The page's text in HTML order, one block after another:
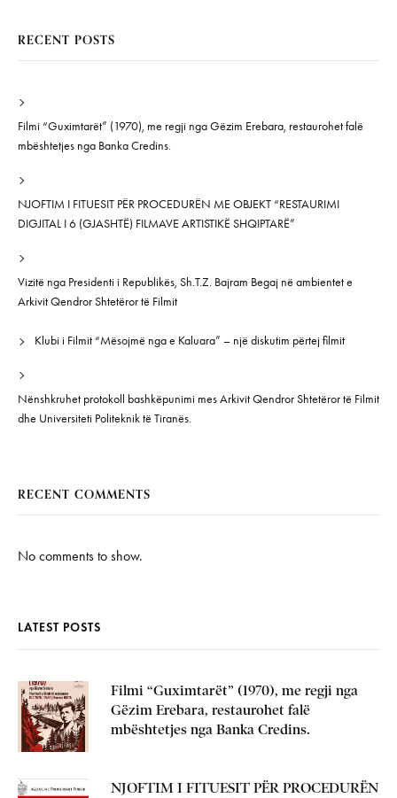
RECENT POSTS
Filmi “Guximtarët” (1970), me regji nga Gëzim Erebara, restaurohet falë
mbështetjes nga Banka Credins.
NJOFTIM I FITUESIT PËR PROCEDURËN ME OBJEKT “RESTAURIMI
DIGJITAL I 6 (GJASHTË) FILMAVE ARTISTIKË SHQIPTARË”
Vizitë nga Presidenti i Republikës, Sh.T.Z. Bajram Begaj në ambientet e
Arkivit Qendror Shtetëror të Filmit
Klubi i Filmit “Mësojmë nga e Kaluara” – një diskutim përtej filmit
Nënshkruhet protokoll bashkëpunimi mes Arkivit Qendror Shtetëror të Filmit
dhe Universiteti Politeknik të Tiranës.
RECENT COMMENTS
No comments to show.
LATEST POSTS
Filmi “Guximtarët” (1970), me regji nga
Gëzim Erebara, restaurohet falë
mbështetjes nga Banka Credins.
NJOFTIM I FITUESIT PËR PROCEDURËN